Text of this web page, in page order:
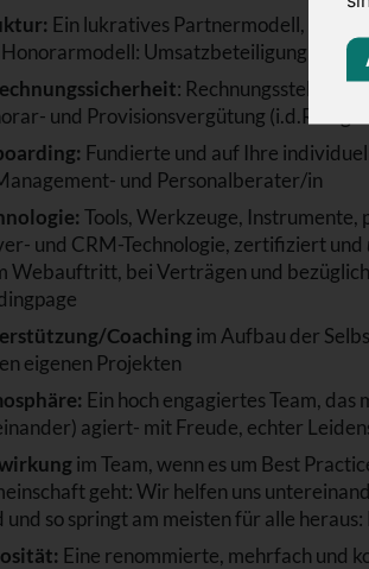
Ein lukratives Partnermodell, bei
Umsatzbeteiligung >80%)
: Rechnungsstellung
und Provisionsvergütung (i.d.R.
Fundierte und auf Ihre
und Personalberater/in
Tools, Werkzeuge, Instrumente,
und CRM-Technologie, zertifiziert und
Webauftritt, bei Verträgen und
Coachingim Aufbau der
eigenen Projekten
Ein hoch engagiertes Team,
agiert- mit Freude, echter
im Team, wenn es um Best
geht: Wir helfen uns
und so springt am meisten für alle
Eine renommierte, mehrfach und